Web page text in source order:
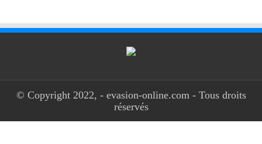
© Copyright 2022, - evasion-online.com - Tous droits
réservés